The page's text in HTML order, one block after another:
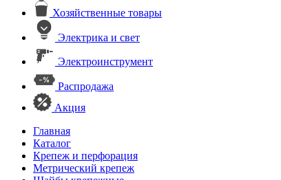
Хозяйственные товары
Электрика и свет
Электроинструмент
Распродажа
Акция
Главная
Каталог
Крепеж и перфорация
Метрический крепеж